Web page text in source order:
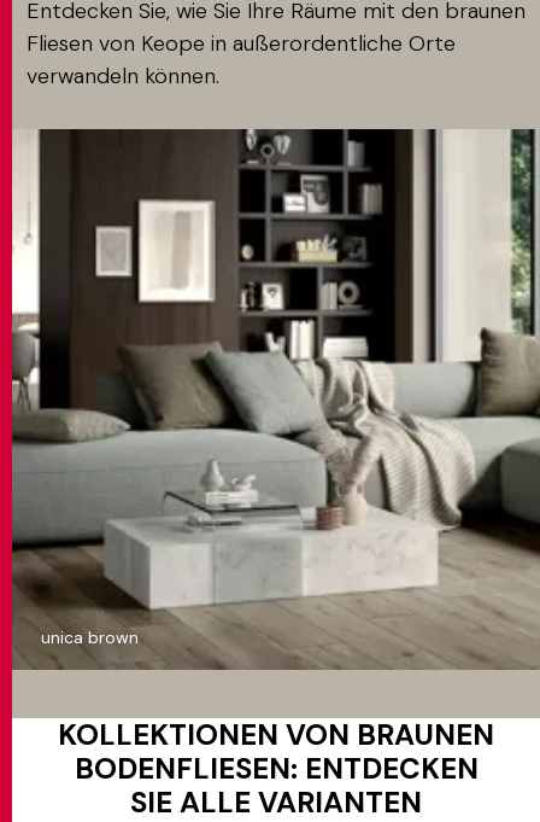
unica brown
Entdecken Sie, wie Sie Ihre Räume mit den braunen
Fliesen von Keope in außerordentliche Orte
verwandeln können.
KOLLEKTIONEN VON BRAUNEN
BODENFLIESEN: ENTDECKEN
SIE ALLE VARIANTEN